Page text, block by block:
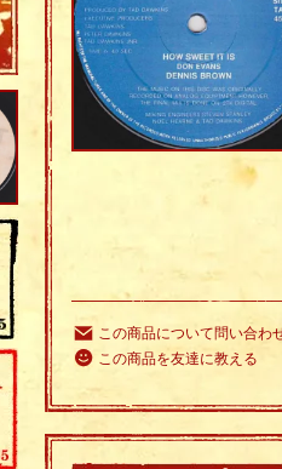
この商品について問い合わ
この商品を友達に教える